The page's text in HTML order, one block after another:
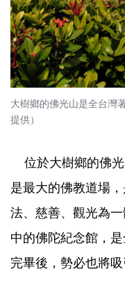
大樹鄉的佛光山是全台灣
提供）
位於大樹鄉的佛光
是最大的佛教道場
法、慈善、觀光為
中的佛陀紀念館，
完畢後，勢必也將